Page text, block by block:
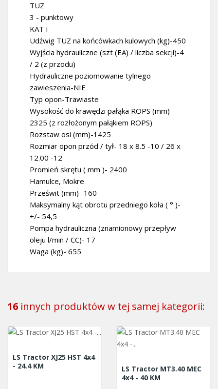
TUZ
3 - punktowy
KAT I
Udźwig TUZ na końcówkach kulowych (kg)-450
Wyjścia hydrauliczne (szt (EA) / liczba sekcji)-4
/ 2 (z przodu)
Hydrauliczne poziomowanie tylnego
zawieszenia-NIE
Typ opon-Trawiaste
Wysokość do krawędzi pałąka ROPS (mm)-
2325 (z rozłożonym pałąkiem ROPS)
Rozstaw osi (mm)-1425
Rozmiar opon przód / tył- 18 x 8.5 -10 / 26 x
12.00 -12
Promień skrętu ( mm )- 2400
Hamulce, Mokre
Prześwit (mm)- 160
Maksymalny kąt obrotu przedniego koła ( ° )-
+/- 54,5
Pompa hydrauliczna (znamionowy przepływ
oleju l/min / CC)- 17
Waga (kg)- 655
16 innych produktów w tej samej kategorii:
LS Tractor XJ25 HST 4x4
- 24.4 KM
LS Tractor MT3.40 MEC
4x4 - 40 KM